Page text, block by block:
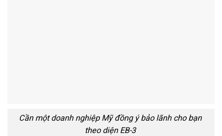
Cần một doanh nghiệp Mỹ đồng ý bảo lãnh cho bạn
theo diện EB-3